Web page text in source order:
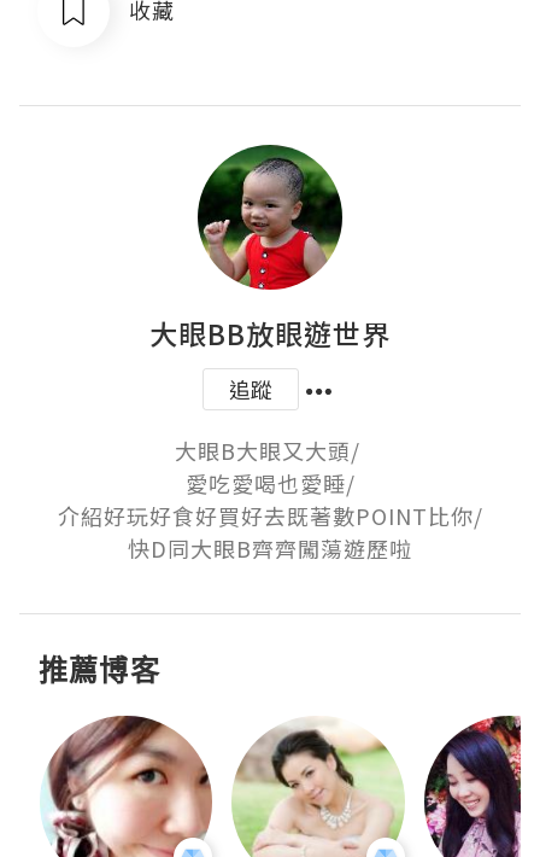
收藏
大眼BB放眼遊世界
追蹤
大眼B大眼又大頭/
愛吃愛喝也愛睡/
介紹好玩好食好買好去既著數POINT比你/
快D同大眼B齊齊闖蕩遊歷啦
推薦博客